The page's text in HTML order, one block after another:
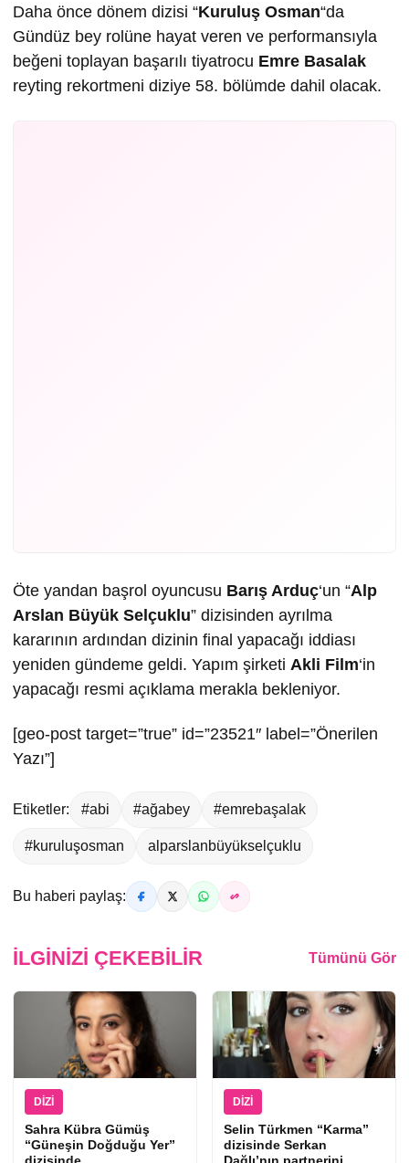
Daha önce dönem dizisi “Kuruluş Osman“da
Gündüz bey rolüne hayat veren ve performansıyla
beğeni toplayan başarılı tiyatrocu Emre Basalak
reyting rekortmeni diziye 58. bölümde dahil olacak.
Öte yandan başrol oyuncusu Barış Arduç‘un “Alp
Arslan Büyük Selçuklu” dizisinden ayrılma
kararının ardından dizinin final yapacağı iddiası
yeniden gündeme geldi. Yapım şirketi Akli Film‘in
yapacağı resmi açıklama merakla bekleniyor.
[geo-post target=”true” id=”23521″ label=”Önerilen
Yazı”]
Etiketler: #abi #ağabey #emrebaşalak
#kuruluşosman alparslanbüyükselçuklu
Bu haberi paylaş:
İLGINIZI ÇEKEBILIR Tümünü Gör
DIZI
Sahra Kübra Gümüş
“Güneşin Doğduğu Yer”
dizisinde
DIZI
Selin Türkmen “Karma”
dizisinde Serkan
Dağlı’nın partnerini